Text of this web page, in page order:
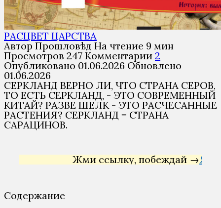
РАСЦВЕТ ЦАРСТВА
Автор Прошловѣд На чтение 9 мин
Просмотров 247 Комментарии 2
Опубликовано 01.06.2026 Обновлено
01.06.2026
СЕРКЛАНД ВЕРНО ЛИ, ЧТО СТРАНА СЕРОВ,
ТО ЕСТЬ СЕРКЛАНД, - ЭТО СОВРЕМЕННЫЙ
КИТАЙ? РАЗВЕ ШЕЛК - ЭТО РАСЧЕСАННЫЕ
РАСТЕНИЯ? СЕРКЛАНД = СТРАНА
САРАЦИНОВ.
Жми ссылку, побеждай →Яндекс
Содержание